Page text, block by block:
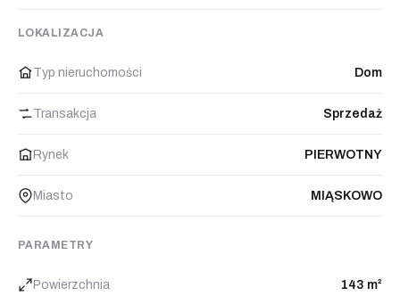
LOKALIZACJA
Typ nieruchomości Dom
Transakcja Sprzedaż
Rynek PIERWOTNY
Miasto MIĄSKOWO
PARAMETRY
Powierzchnia 143 m²